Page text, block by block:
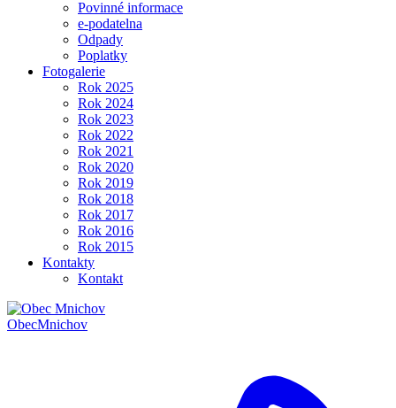
Povinné informace
e-podatelna
Odpady
Poplatky
Fotogalerie
Rok 2025
Rok 2024
Rok 2023
Rok 2022
Rok 2021
Rok 2020
Rok 2019
Rok 2018
Rok 2017
Rok 2016
Rok 2015
Kontakty
Kontakt
ObecMnichov